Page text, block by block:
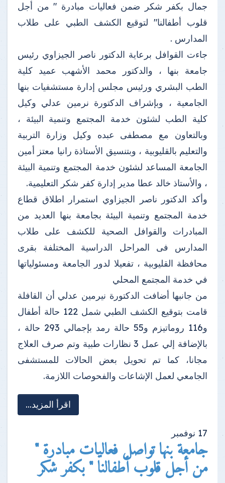
جمال بكفر شكر ضمن فعاليات مبادرة " من أجل
قلوب أطفالنا" لتوقيع الكشف الطبي على طلاب
المدارس .
جاءت القوافل برعاية الدكتور ناصر الجيزاوي رئيس
جامعة بنها ، والدكتور محمد الأشهب عميد كلية
الطب البشري ورئيس مجلس إدارة مستشفيات بنها
الجامعية ، وبإشراف الدكتورة نرمين عدلي وكيل
كلية الطب لشئون خدمة المجتمع وتنمية البيئة ،
وبالتعاون مع مصطفى عبده وكيل وزارة التربية
والتعليم بالقليوبية ، وبتنسيق الأستاذة رانيا معتز أمين
الجامعة المساعد لشئون خدمة المجتمع وتنمية البيئة
، والأستاذ خالد عطا مدير إدارة كفر شكر التعليمية.
وأكد الدكتور ناصر الجيزاوي استمرار اطلاق قطاع
خدمة المجتمع وتنمية البيئة بجامعة بنها العديد من
المبادرات والقوافل الصحية للكشف على طلاب
المدارس فى المراحل الدراسية المختلفة بقرى
محافظة القليوبية ، تفعيلا لدور الجامعة ومسئولياتها
في خدمة المجتمع المحلي
من جانبها أضافت الدكتورة نيرمين عدلي أن القافلة
قامت بتوقيع الكشف الطبي شمل 122 حالة أطفال
و116 روماتيزم و55 حالة رمد بإجمالي 293 حالة ،
بالإضافة إلي عمل 3 نظارات طبية وتم صرف العلاج
مجانا، كما تم تحويل بعض الحالات للمستشفى
الجامعي لعمل الإشاعات والفحوصات اللازمة.
اقرأ المزيد...
17 نوفمبر
جامعة بنها تواصل فعاليات مبادرة "
من أجل قلوب أطفالنا " بكفر شكر